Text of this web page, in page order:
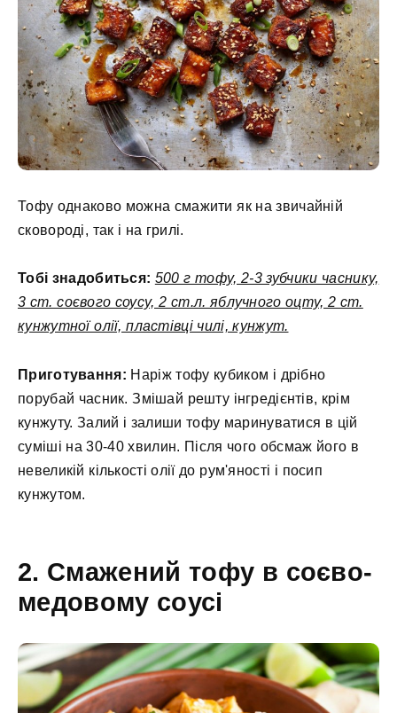
Тофу однаково можна смажити як на звичайній
сковороді, так і на грилі.
Тобі знадобиться: 500 г тофу, 2-3 зубчики часнику,
3 ст. соєвого соусу, 2 ст.л. яблучного оцту, 2 ст.
кунжутної олії, пластівці чилі, кунжут.
Приготування: Наріж тофу кубиком і дрібно
порубай часник. Змішай решту інгредієнтів, крім
кунжуту. Залий і залиши тофу маринуватися в цій
суміші на 30-40 хвилин. Після чого обсмаж його в
невеликій кількості олії до рум'яності і посип
кунжутом.
2. Смажений тофу в соєво-
медовому соусі